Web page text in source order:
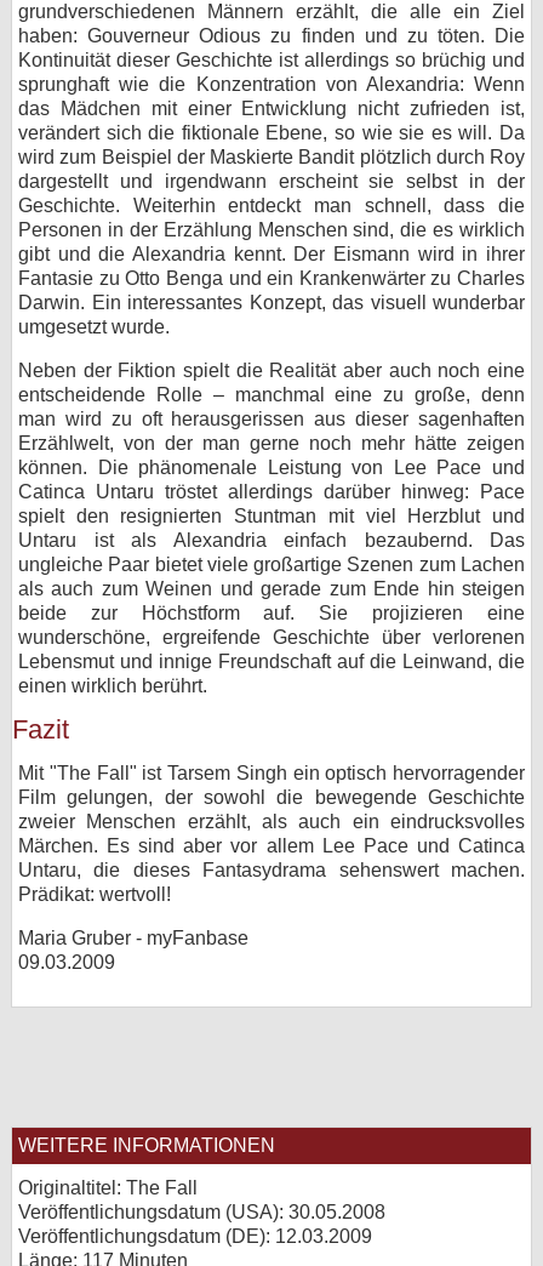
grundverschiedenen Männern erzählt, die alle ein Ziel
haben: Gouverneur Odious zu finden und zu töten. Die
Kontinuität dieser Geschichte ist allerdings so brüchig und
sprunghaft wie die Konzentration von Alexandria: Wenn
das Mädchen mit einer Entwicklung nicht zufrieden ist,
verändert sich die fiktionale Ebene, so wie sie es will. Da
wird zum Beispiel der Maskierte Bandit plötzlich durch Roy
dargestellt und irgendwann erscheint sie selbst in der
Geschichte. Weiterhin entdeckt man schnell, dass die
Personen in der Erzählung Menschen sind, die es wirklich
gibt und die Alexandria kennt. Der Eismann wird in ihrer
Fantasie zu Otto Benga und ein Krankenwärter zu Charles
Darwin. Ein interessantes Konzept, das visuell wunderbar
umgesetzt wurde.
Neben der Fiktion spielt die Realität aber auch noch eine
entscheidende Rolle – manchmal eine zu große, denn
man wird zu oft herausgerissen aus dieser sagenhaften
Erzählwelt, von der man gerne noch mehr hätte zeigen
können. Die phänomenale Leistung von Lee Pace und
Catinca Untaru tröstet allerdings darüber hinweg: Pace
spielt den resignierten Stuntman mit viel Herzblut und
Untaru ist als Alexandria einfach bezaubernd. Das
ungleiche Paar bietet viele großartige Szenen zum Lachen
als auch zum Weinen und gerade zum Ende hin steigen
beide zur Höchstform auf. Sie projizieren eine
wunderschöne, ergreifende Geschichte über verlorenen
Lebensmut und innige Freundschaft auf die Leinwand, die
einen wirklich berührt.
Fazit
Mit "The Fall" ist Tarsem Singh ein optisch hervorragender
Film gelungen, der sowohl die bewegende Geschichte
zweier Menschen erzählt, als auch ein eindrucksvolles
Märchen. Es sind aber vor allem Lee Pace und Catinca
Untaru, die dieses Fantasydrama sehenswert machen.
Prädikat: wertvoll!
Maria Gruber - myFanbase
09.03.2009
WEITERE INFORMATIONEN
Originaltitel: The Fall
Veröffentlichungsdatum (USA): 30.05.2008
Veröffentlichungsdatum (DE): 12.03.2009
Länge: 117 Minuten